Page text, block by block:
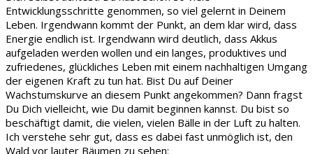
Entwicklungsschritte genommen, so viel gelernt in Deinem
Leben. Irgendwann kommt der Punkt, an dem klar wird, dass
Energie endlich ist. Irgendwann wird deutlich, dass Akkus
aufgeladen werden wollen und ein langes, produktives und
zufriedenes, glückliches Leben mit einem nachhaltigen Umgang
der eigenen Kraft zu tun hat. Bist Du auf Deiner
Wachstumskurve an diesem Punkt angekommen? Dann fragst
Du Dich vielleicht, wie Du damit beginnen kannst. Du bist so
beschäftigt damit, die vielen, vielen Bälle in der Luft zu halten.
Ich verstehe sehr gut, dass es dabei fast unmöglich ist, den
Wald vor lauter Bäumen zu sehen: